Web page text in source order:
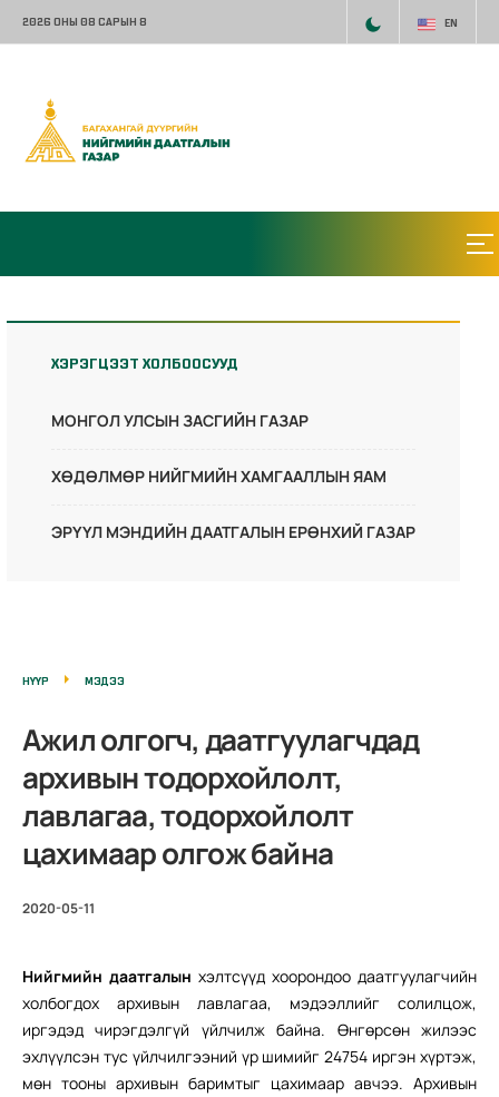
2026 ОНЫ 08 САРЫН 8 EN
ХЭРЭГЦЭЭТ ХОЛБООСУУД
МОНГОЛ УЛСЫН ЗАСГИЙН ГАЗАР
ХӨДӨЛМӨР НИЙГМИЙН ХАМГААЛЛЫН ЯАМ
ЭРҮҮЛ МЭНДИЙН ДААТГАЛЫН ЕРӨНХИЙ ГАЗАР
НҮҮР МЭДЭЭ
Ажил олгогч, даатгуулагчдад
архивын тодорхойлолт,
лавлагаа, тодорхойлолт
цахимаар олгож байна
2020-05-11
Нийгмийн даатгалын хэлтсүүд хоорондоо даатгуулагчийн
холбогдох архивын лавлагаа, мэдээллийг солилцож,
иргэдэд чирэгдэлгүй үйлчилж байна. Өнгөрсөн жилээс
эхлүүлсэн тус үйлчилгээний үр шимийг 24754 иргэн хүртэж,
мөн тооны архивын баримтыг цахимаар авчээ. Архивын